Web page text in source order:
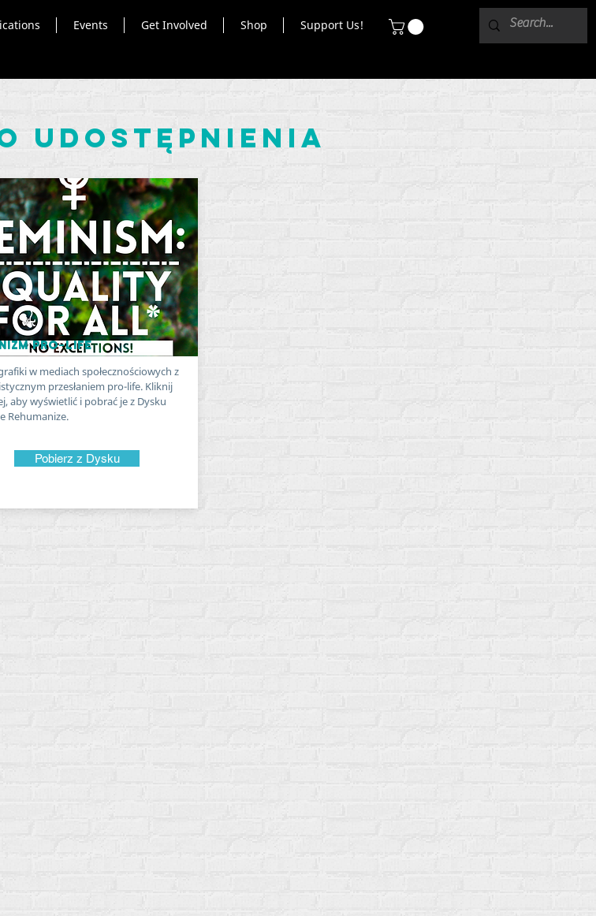
Events Get Involved Shop Support Us!
udostępnienia
pro-life
w mediach społecznościowych z
przesłaniem pro-life. Kliknij
aby wyświetlić i pobrać je z Dysku
Rehumanize.
Pobierz z Dysku